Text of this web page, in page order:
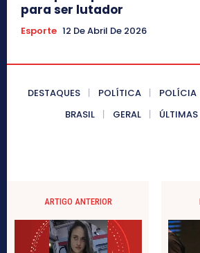
para ser lutador
Esporte 12 De Abril De 2026
DESTAQUES POLÍTICA POLÍCIA
BRASIL
GERAL
ARTIGO ANTERIOR